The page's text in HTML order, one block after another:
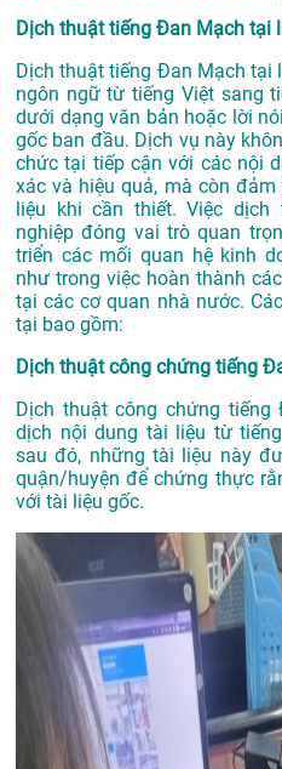
Dịch thuật tiếng Đan Mạch tại
Dịch thuật tiếng Đan Mạch tại
ngôn ngữ từ tiếng Việt sang
dưới dạng văn bản hoặc lời
gốc ban đầu. Dịch vụ này
chức tại tiếp cận với các nội
xác và hiệu quả, mà còn
liệu khi cần thiết. Việc
nghiệp đóng vai trò quan
triển các mối quan hệ kinh
như trong việc hoàn thành
tại các cơ quan nhà nước.
tại bao gồm:
Dịch thuật công chứng tiếng
Dịch thuật công chứng
dịch nội dung tài liệu từ
sau đó, những tài liệu này
quận/huyện để chứng thực
với tài liệu gốc.